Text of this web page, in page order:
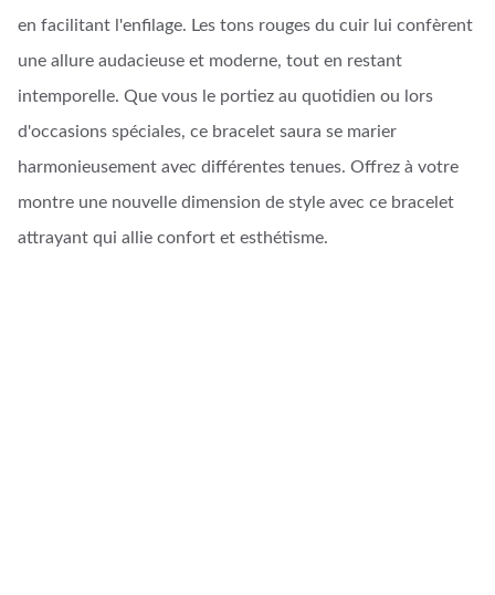
en facilitant l'enfilage. Les tons rouges du cuir lui confèrent
une allure audacieuse et moderne, tout en restant
intemporelle. Que vous le portiez au quotidien ou lors
d'occasions spéciales, ce bracelet saura se marier
harmonieusement avec différentes tenues. Offrez à votre
montre une nouvelle dimension de style avec ce bracelet
attrayant qui allie confort et esthétisme.